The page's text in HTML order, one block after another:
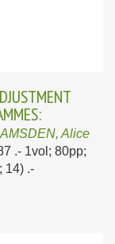
AMSDEN, Alice
.- 1vol; 80pp;
14) .-